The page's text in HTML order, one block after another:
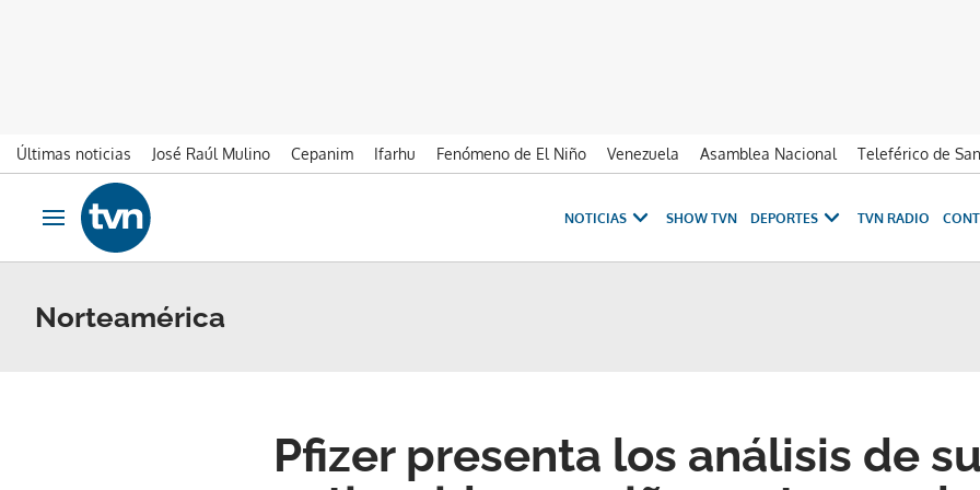
Últimas noticias José Raúl Mulino Cepanim Ifarhu Fenómeno de El Niño Venezuela Asamblea Nacional Teleférico de
Ir al contenido
Obrir navegació
NOTICIAS SHOW TVN DEPORTES TVN RADIO
Norteamérica
Pfizer presenta los análisis de